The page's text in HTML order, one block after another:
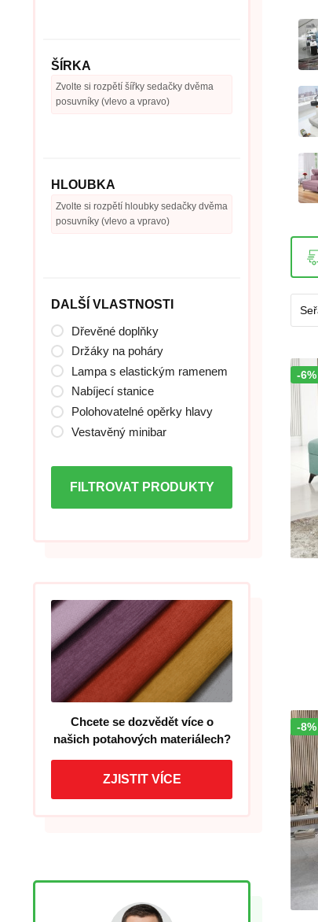
-6%
-8%
ŠÍRKA
Zvolte si rozpětí šířky sedačky dvěma
posuvníky (vlevo a vpravo)
HLOUBKA
Zvolte si rozpětí hloubky sedačky dvěma
posuvníky (vlevo a vpravo)
DALŠÍ VLASTNOSTI
Dřevěné doplňky
Držáky na poháry
Lampa s elastickým ramenem
Nabíjecí stanice
Polohovatelné opěrky hlavy
Vestavěný minibar
FILTROVAT PRODUKTY
Chcete se dozvědět více o
našich potahových materiálech?
ZJISTIT VÍCE